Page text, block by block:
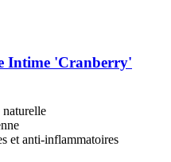
Intime 'Cranberry'
et anti-inflammatoires